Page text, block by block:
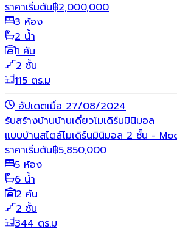
ราคาเริ่มต้น฿2,000,000
3 ห้อง
2 น้ำ
1 คัน
2 ชั้น
115 ตร.ม
อัปเดตเมื่อ 27/08/2024
รับสร้างบ้านบ้านเดี่ยวโมเดิร์นมินิมอล
แบบบ้านสไตล์โมเดิร์นมินิมอล 2 ชั้น -
ราคาเริ่มต้น฿5,850,000
5 ห้อง
6 น้ำ
2 คัน
2 ชั้น
344 ตร.ม